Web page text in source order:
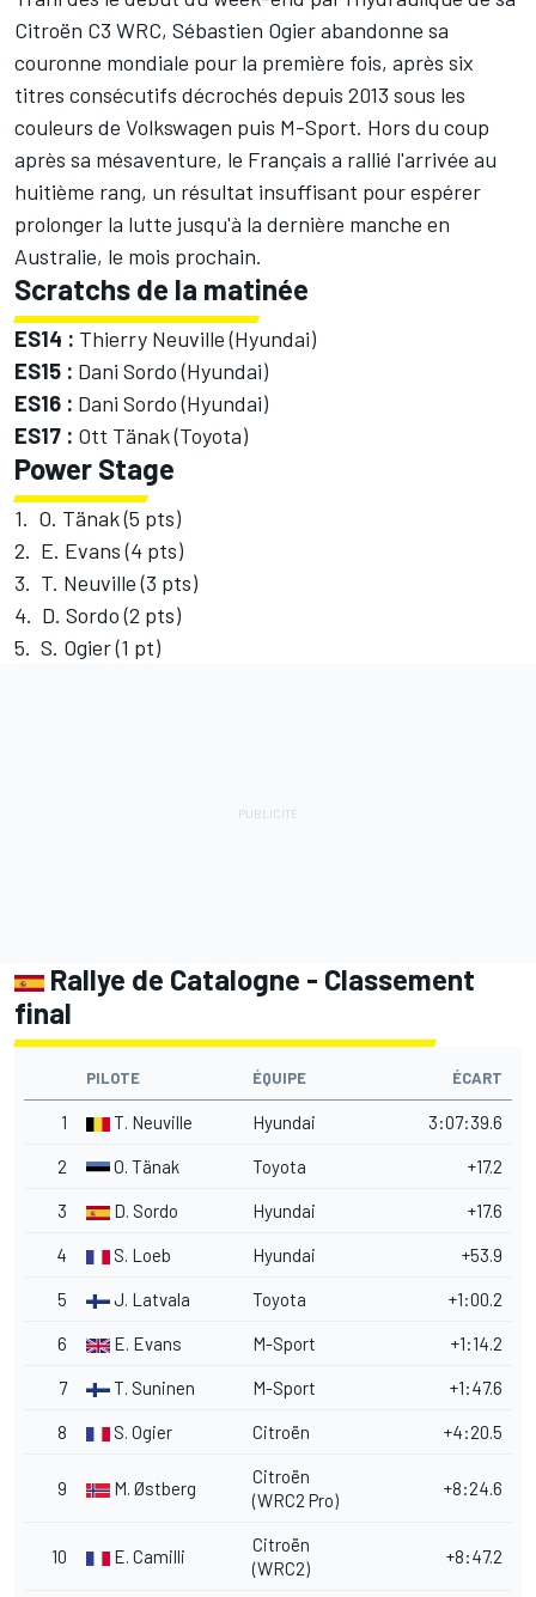
Citroën C3 WRC, Sébastien Ogier abandonne sa
couronne mondiale pour la première fois, après six
titres consécutifs décrochés depuis 2013 sous les
couleurs de Volkswagen puis M-Sport. Hors du coup
après sa mésaventure, le Français a rallié l'arrivée au
huitième rang, un résultat insuffisant pour espérer
prolonger la lutte jusqu'à la dernière manche en
Australie, le mois prochain.
Scratchs de la matinée
ES14 : Thierry Neuville (Hyundai)
ES15 : Dani Sordo (Hyundai)
ES16 : Dani Sordo (Hyundai)
ES17 : Ott Tänak (Toyota)
Power Stage
1. O. Tänak (5 pts)
2. E. Evans (4 pts)
3. T. Neuville (3 pts)
4. D. Sordo (2 pts)
5. S. Ogier (1 pt)
Rallye de Catalogne - Classement
final
PILOTE ÉQUIPE ÉCART
1 T. Neuville Hyundai 3:07:39.6
2 O. Tänak Toyota +17.2
3 D. Sordo Hyundai +17.6
4 S. Loeb Hyundai +53.9
5 J. Latvala Toyota +1:00.2
6 E. Evans M-Sport +1:14.2
7 T. Suninen M-Sport +1:47.6
8 S. Ogier Citroën +4:20.5
9 M. Østberg
Citroën
(WRC2 Pro)
+8:24.6
10 E. Camilli
Citroën
(WRC2)
+8:47.2